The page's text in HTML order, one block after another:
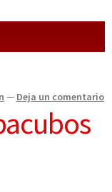
— Deja un comentario